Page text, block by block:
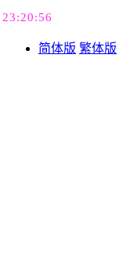
23:20:57
简体版 繁体版